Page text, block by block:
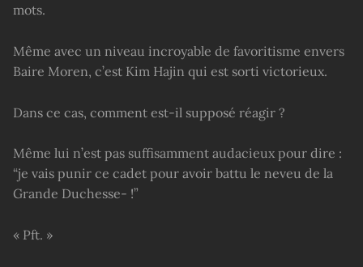
mots.
Même avec un niveau incroyable de favoritisme envers
Baire Moren, c’est Kim Hajin qui est sorti victorieux.
Dans ce cas, comment est-il supposé réagir ?
Même lui n’est pas suffisamment audacieux pour dire :
“je vais punir ce cadet pour avoir battu le neveu de la
Grande Duchesse- !”
« Pft. »